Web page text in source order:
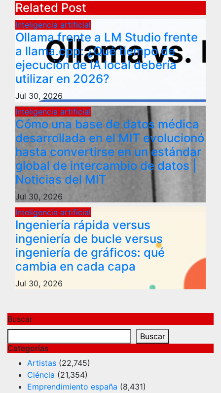
Related Post
Inteligencia artificial
Ollama frente a LM Studio frente
a llama.cpp: ¿Qué tiempo de
ejecución de IA local debería
utilizar en 2026?
Jul 30, 2026
Inteligencia artificial
Cómo una base de datos médica
desarrollada en el MIT evolucionó
hasta convertirse en un estándar
global de intercambio de datos |
Noticias del MIT
Jul 30, 2026
Inteligencia artificial
Ingeniería rápida versus
ingeniería de bucle versus
ingeniería de gráficos: qué
cambia en cada capa
Jul 30, 2026
Buscar
Buscar
Categorías
Artistas (22,745)
Ciéncia (21,354)
Emprendimiento españa (8,431)